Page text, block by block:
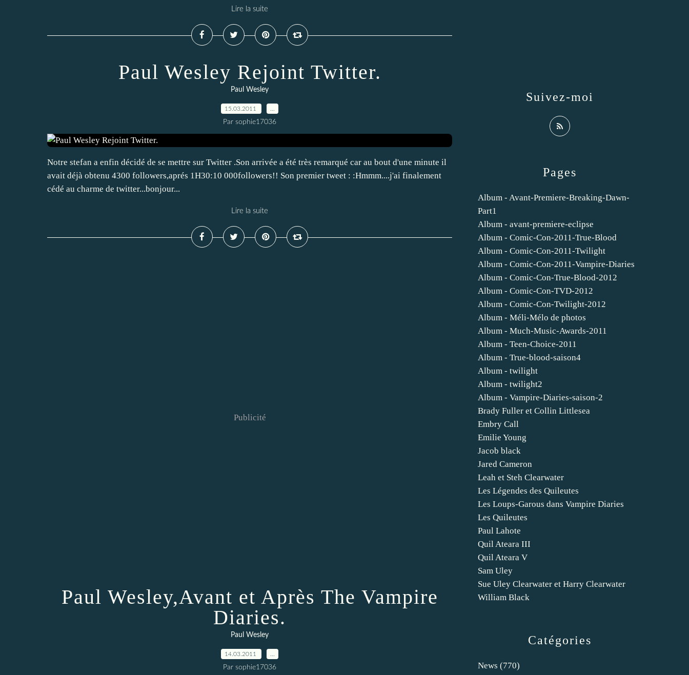
Lire la suite
Paul Wesley Rejoint Twitter.
Paul Wesley
15.03.2011
Par sophie17036
Notre stefan a enfin décidé de se mettre sur Twitter .Son arrivée a été très remarqué car au bout d'une minute il
avait déjà obtenu 4300 followers,aprés 1H30:10 000followers!! Son premier tweet : :Hmmm....j'ai finalement
cédé au charme de twitter...bonjour...
Lire la suite
Publicité
Paul Wesley,Avant et Après The Vampire
Diaries.
Paul Wesley
14.03.2011
Par sophie17036
Catégories
News (770)
Pages
Album - Avant-Premiere-Breaking-Dawn-
Part1
Album - avant-premiere-eclipse
Album - Comic-Con-2011-True-Blood
Album - Comic-Con-2011-Twilight
Album - Comic-Con-2011-Vampire-Diaries
Album - Comic-Con-True-Blood-2012
Album - Comic-Con-TVD-2012
Album - Comic-Con-Twilight-2012
Album - Méli-Mélo de photos
Album - Much-Music-Awards-2011
Album - Teen-Choice-2011
Album - True-blood-saison4
Album - twilight
Album - twilight2
Album - Vampire-Diaries-saison-2
Brady Fuller et Collin Littlesea
Embry Call
Emilie Young
Jacob black
Jared Cameron
Leah et Steh Clearwater
Les Légendes des Quileutes
Les Loups-Garous dans Vampire Diaries
Les Quileutes
Paul Lahote
Quil Ateara III
Quil Ateara V
Sam Uley
Sue Uley Clearwater et Harry Clearwater
William Black
Suivez-moi